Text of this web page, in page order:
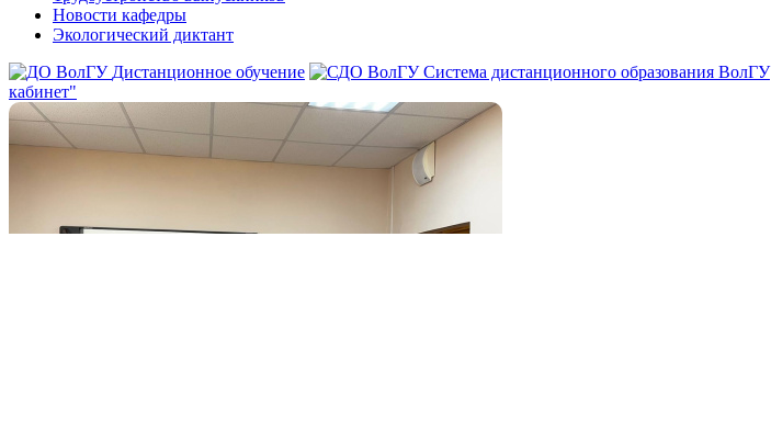
Новости кафедры
Экологический диктант
Дистанционное обучение
Система дистанционного образования ВолГУ
кабинет"